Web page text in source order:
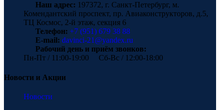
Наш адрес: 197372, г. Санкт-Петербург, м.
Комендантский проспект, пр. Авиаконструкторов, д.5,
ТЦ Космос, 2-й этаж, секция 6
Телефон: +7 (951) 679 38 88
E-mail: davinci-21@yandex.ru
Рабочий день и приём звонков:
Пн-Пт / 11:00-19:00 Сб-Вс / 12:00-18:00
Новости и Акции
Новости